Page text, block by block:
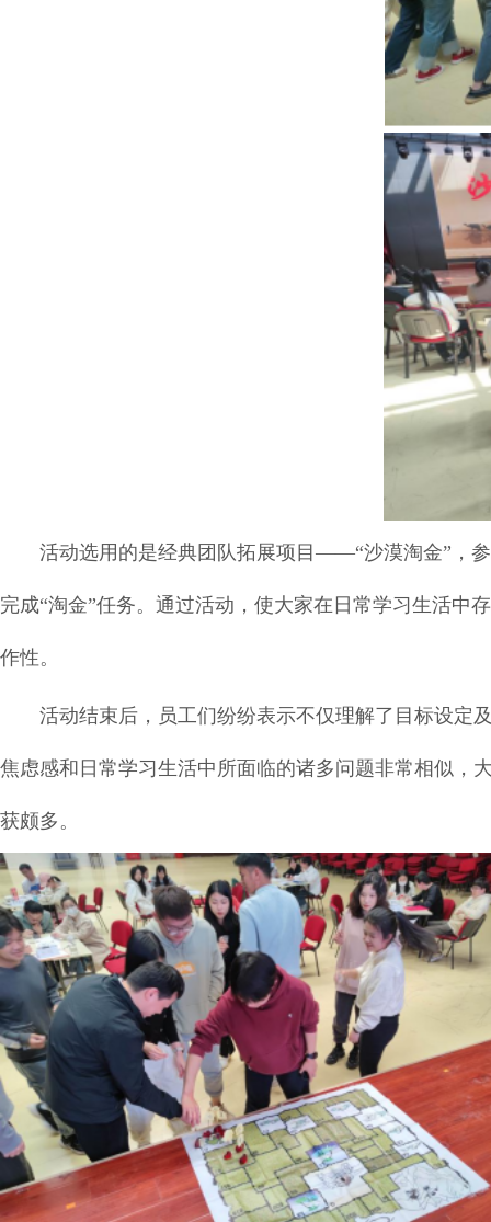
活动选用的是经典团队拓展项目——“沙漠淘金”，
完成“淘金”任务。通过活动，使大家在日常学习生活中
作性。
活动结束后，员工们纷纷表示不仅理解了目标设定
焦虑感和日常学习生活中所面临的诸多问题非常相似，
获颇多。